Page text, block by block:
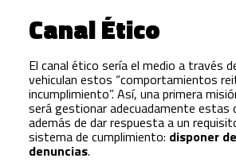
Canal Ético
El canal ético sería el medio a través
vehiculan estos “comportamientos
incumplimiento”. Así, una primera
será gestionar adecuadamente estas
además de dar respuesta a un
sistema de cumplimiento: disponer
denuncias.